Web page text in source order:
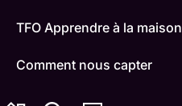
TFO Apprendre à la maison
Comment nous capter
Contactez-nous